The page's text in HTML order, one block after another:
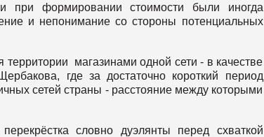
при формировании стоимости были иногда
и непонимание со стороны потенциальных
территории магазинами одной сети - в качестве
где за достаточно короткий период
сетей страны - расстояние между которыми
словно дуэлянты перед схваткой